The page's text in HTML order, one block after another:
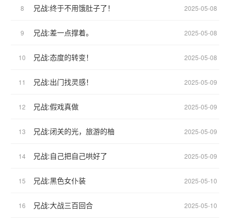
8 兄战:终于不用饿肚子了！ 2025-05-08
9 兄战:差一点撑着。 2025-05-08
10 兄战:态度的转变！ 2025-05-08
11 兄战:出门找灵感！ 2025-05-09
12 兄战:假戏真做 2025-05-09
13 兄战:闭关的光，旅游的柚 2025-05-09
14 兄战:自己把自己哄好了 2025-05-09
15 兄战:黑色女仆装 2025-05-10
16 兄战:大战三百回合 2025-05-10